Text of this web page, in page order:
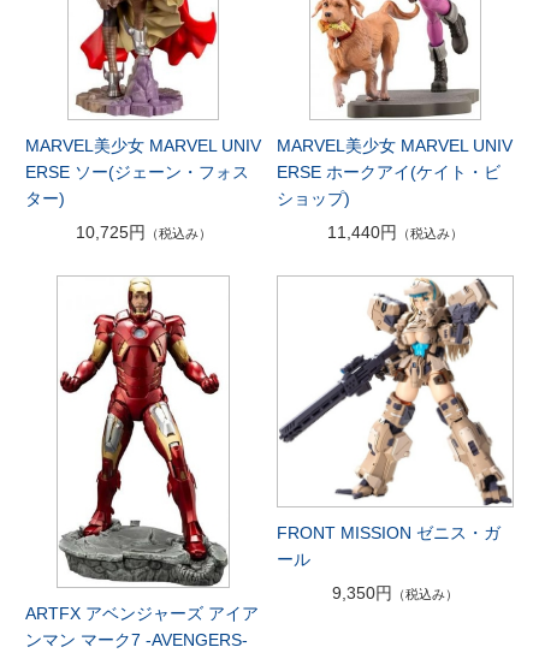
MARVEL美少女 MARVEL UNIV
ERSE ソー(ジェーン・フォス
ター)
10,725円
（税込み）
MARVEL美少女 MARVEL UNIV
ERSE ホークアイ(ケイト・ビ
ショップ)
11,440円
（税込み）
ARTFX アベンジャーズ アイア
ンマン マーク7 -AVENGERS-
FRONT MISSION ゼニス・ガ
ール
9,350円
（税込み）